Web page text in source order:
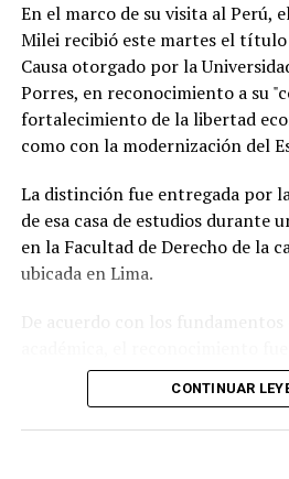
Según la reconstrucción
Maldonado y luego se había ido
Un chofer de ómnibus aportó
recordar que la había trasladado
quien contó que Pepa había sido
En el marco de su visita al Perú,
Milei recibió este martes el
Causa otorgado por la
Porres, en reconocimiento a su
fortalecimiento de la libertad
como con la modernización del
La distinción fue entregada por
de esa casa de estudios durante
en la Facultad de Derecho de la
ubicada en Lima.
defensa de las ideas de la
mandatario argentino y "por las
la modernización del Estado"
CONTINUAR